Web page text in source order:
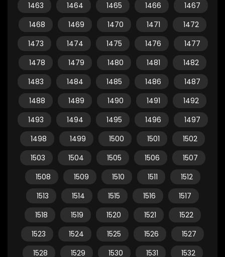
1463
1464 1465 1466
1467
1468
1469 1470 1471
1472
1473
1474 1475 1476
1477
1478
1479 1480 1481
1482
1483
1484 1485 1486
1487
1488
1489 1490 1491
1492
1493
1494 1495 1496
1497
1498
1499 1500 1501
1502
1503
1504 1505 1506
1507
1508
1509 1510 1511
1512
1513
1514 1515 1516
1517
1518
1519 1520 1521
1522
1523
1524 1525 1526
1527
1528
1529 1530 1531
1532